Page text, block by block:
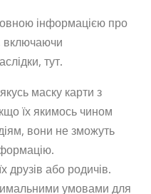
інформацією про
включаючи
тут.
маску карти з
їх якимось чином
вони не зможуть
друзів або родичів.
умовами для